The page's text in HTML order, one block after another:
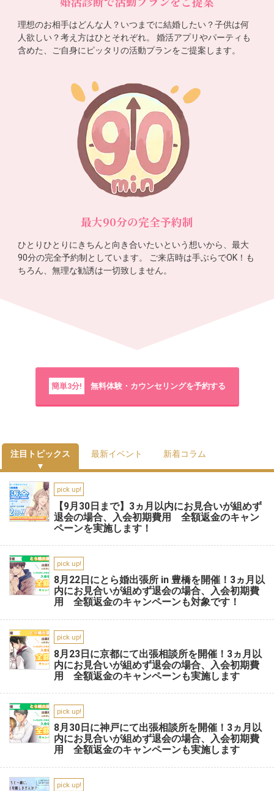
理想のお相手はどんな人？いつまでに結婚したい？子供は何
人欲しい？考え方はひとそれぞれ。 婚活アプリやパーティも
含めた、ご自身にピッタリの活動プランをご提案します。
最大90分の完全予約制
ひとりひとりにきちんと向き合いたいという想いから、最大
90分の完全予約制としています。 ご来店時は手ぶらでOK！も
ちろん、無理な勧誘は一切致しません。
簡単3分! 無料体験・カウンセリングを予約する
注目トピックス 最新イベント 新着コラム
pick up!
【9月30日まで】3ヵ月以内にお見合いが組めず
退会の場合、入会初期費用 全額返金のキャン
ペーンを実施します！
pick up!
8月22日にとら婚出張所 in 豊橋を開催！3ヵ月以
内にお見合いが組めず退会の場合、入会初期費
用 全額返金のキャンペーンも対象です！
pick up!
8月23日に京都にて出張相談所を開催！3ヵ月以
内にお見合いが組めず退会の場合、入会初期費
用 全額返金のキャンペーンも実施します
pick up!
8月30日に神戸にて出張相談所を開催！3ヵ月以
内にお見合いが組めず退会の場合、入会初期費
用 全額返金のキャンペーンも実施します
pick up!